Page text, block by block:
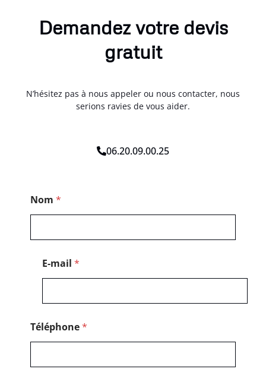
Demandez votre devis
gratuit
N’hésitez pas à nous appeler ou nous contacter, nous
serions ravies de vous aider.
06.20.09.00.25
Nom *
E-mail *
Téléphone*